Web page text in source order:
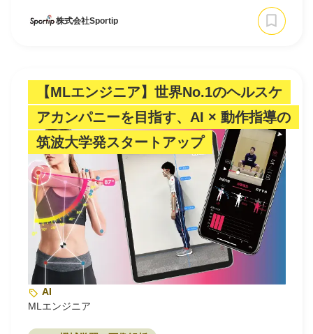
株式会社Sportip
【MLエンジニア】世界No.1のヘルスケ
アカンパニーを目指す、AI × 動作指導の
筑波大学発スタートアップ
AI
MLエンジニア